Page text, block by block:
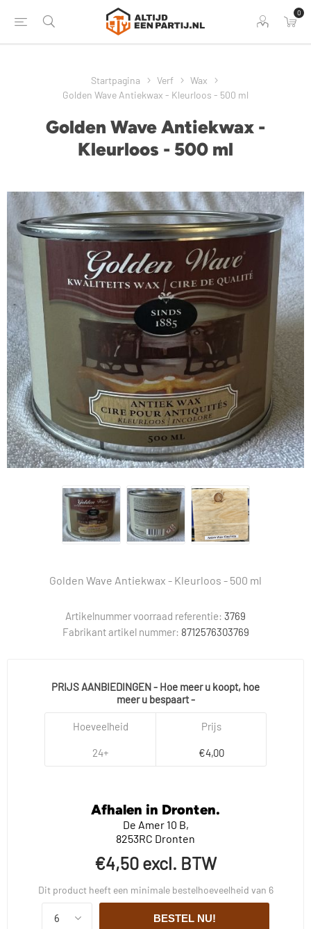
0
Startpagina Verf
Wax
Golden Wave Antiekwax - Kleurloos - 500 ml
Golden Wave Antiekwax -
Kleurloos - 500 ml
Golden Wave Antiekwax - Kleurloos - 500 ml
Artikelnummer voorraad referentie: 3769
Fabrikant artikel nummer: 8712576303769
PRIJS AANBIEDINGEN - Hoe meer u koopt, hoe
meer u bespaart -
Hoeveelheid
24+
Prijs
€4,00
Afhalen in Dronten.
De Amer 10 B,
8253RC Dronten
€4,50 excl. BTW
Dit product heeft een minimale bestelhoeveelheid van 6
BESTEL NU!